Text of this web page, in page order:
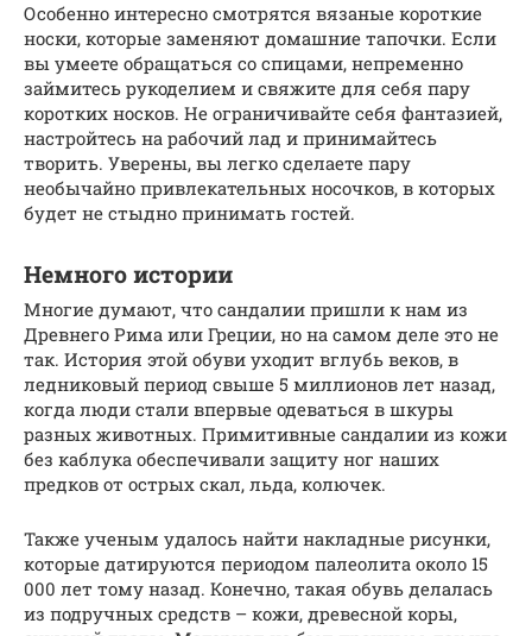
Особенно интересно смотрятся вязаные короткие
носки, которые заменяют домашние тапочки. Если
вы умеете обращаться со спицами, непременно
займитесь рукоделием и свяжите для себя пару
коротких носков. Не ограничивайте себя фантазией,
настройтесь на рабочий лад и принимайтесь
творить. Уверены, вы легко сделаете пару
необычайно привлекательных носочков, в которых
будет не стыдно принимать гостей.
Немного истории
Многие думают, что сандалии пришли к нам из
Древнего Рима или Греции, но на самом деле это не
так. История этой обуви уходит вглубь веков, в
ледниковый период свыше 5 миллионов лет назад,
когда люди стали впервые одеваться в шкуры
разных животных. Примитивные сандалии из кожи
без каблука обеспечивали защиту ног наших
предков от острых скал, льда, колючек.
Также ученым удалось найти накладные рисунки,
которые датируются периодом палеолита около 15
000 лет тому назад. Конечно, такая обувь делалась
из подручных средств – кожи, древесной коры,